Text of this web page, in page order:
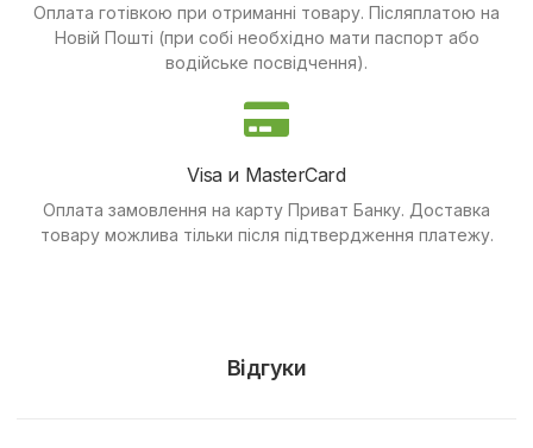
Оплата готівкою при отриманні товару. Післяплатою на
Новій Пошті (при собі необхідно мати паспорт або
водійське посвідчення).
Visa и MasterCard
Оплата замовлення на карту Приват Банку. Доставка
товару можлива тільки після підтвердження платежу.
Відгуки